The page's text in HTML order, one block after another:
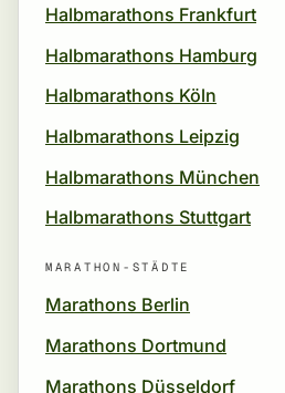
Halbmarathons Frankfurt
Halbmarathons Hamburg
Halbmarathons Köln
Halbmarathons Leipzig
Halbmarathons München
Halbmarathons Stuttgart
MARATHON-STÄDTE
Marathons Berlin
Marathons Dortmund
Marathons Düsseldorf